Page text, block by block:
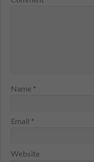
Name *
Email *
Website